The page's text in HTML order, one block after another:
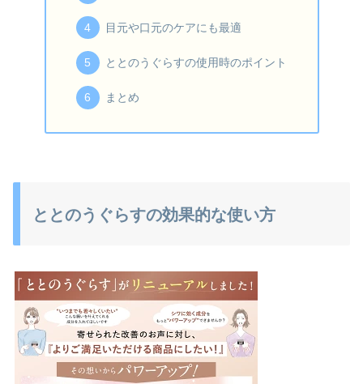
目元や口元のケアにも最適
ととのうぐらすの使用時のポイント
まとめ
ととのうぐらすの効果的な使い方